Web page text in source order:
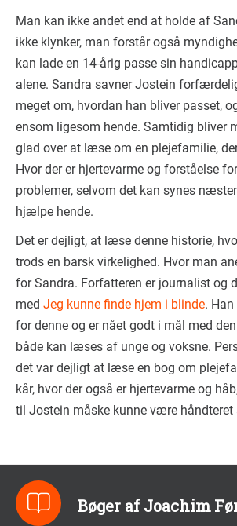
Man kan ikke andet end at holde af
ikke klynker, man forstår også
kan lade en 14-årig passe sin
alene. Sandra savner Jostein
meget om, hvordan han bliver passet,
ensom ligesom hende. Samtidig bliver
glad over at læse om en plejefamilie,
Hvor der er hjertevarme og forståelse
problemer, selvom det kan synes
hjælpe hende.
Det er dejligt, at læse denne historie,
trods en barsk virkelighed. Hvor man
for Sandra. Forfatteren er journalist og
med Jeg kunne finde hjem i blinde.
for denne og er nået godt i mål med
både kan læses af unge og voksne.
det var dejligt at læse en bog om
kår, hvor der også er hjertevarme og
til Jostein måske kunne være håndteret
Bøger af Joachim